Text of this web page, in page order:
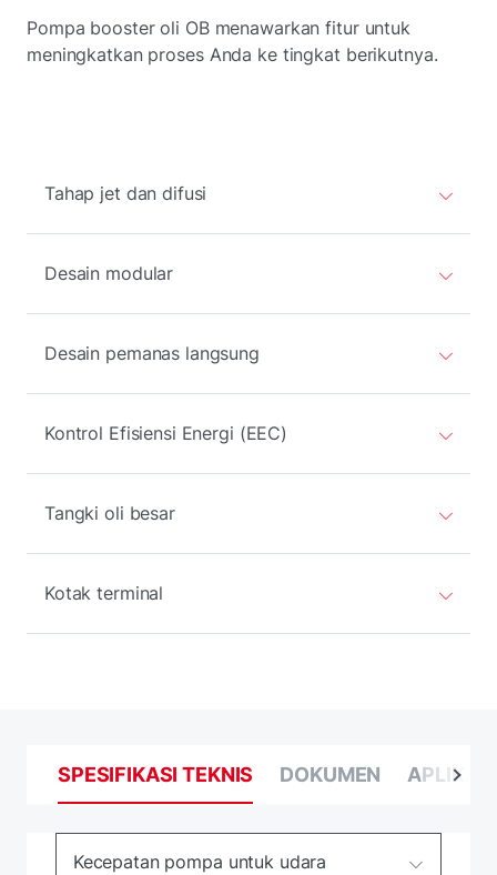
Pompa booster oli OB menawarkan fitur untuk
meningkatkan proses Anda ke tingkat berikutnya.
Tahap jet dan difusi
Desain modular
Desain pemanas langsung
Kontrol Efisiensi Energi (EEC)
Tangki oli besar
Kotak terminal
SPESIFIKASI TEKNIS DOKUMEN APLIKASI
Kecepatan pompa untuk udara